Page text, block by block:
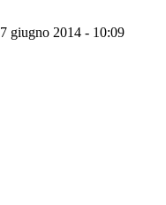
giugno 2014 - 10:09